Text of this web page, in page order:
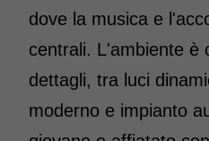
dove la musica e
centrali. L'ambiente è
dettagli, tra luci
moderno e impianto